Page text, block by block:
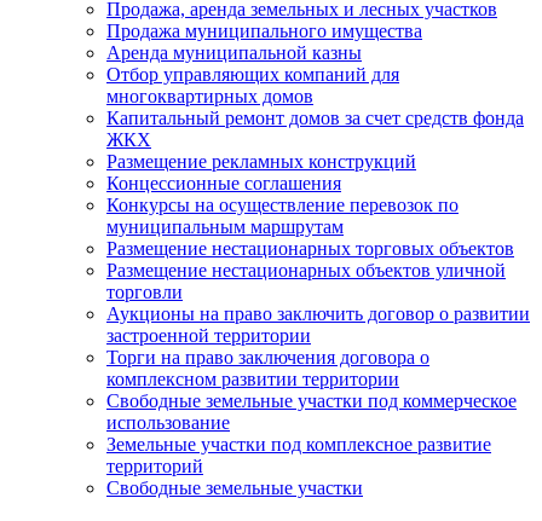
Продажа, аренда земельных и лесных участков
Продажа муниципального имущества
Аренда муниципальной казны
Отбор управляющих компаний для
многоквартирных домов
Капитальный ремонт домов за счет средств фонда
ЖКХ
Размещение рекламных конструкций
Концессионные соглашения
Конкурсы на осуществление перевозок по
муниципальным маршрутам
Размещение нестационарных торговых объектов
Размещение нестационарных объектов уличной
торговли
Аукционы на право заключить договор о развитии
застроенной территории
Торги на право заключения договора о
комплексном развитии территории
Свободные земельные участки под коммерческое
использование
Земельные участки под комплексное развитие
территорий
Свободные земельные участки